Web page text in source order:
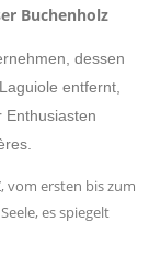
Buchenholz
dessen
entfernt,
Enthusiasten
vom ersten bis zum
es spiegelt